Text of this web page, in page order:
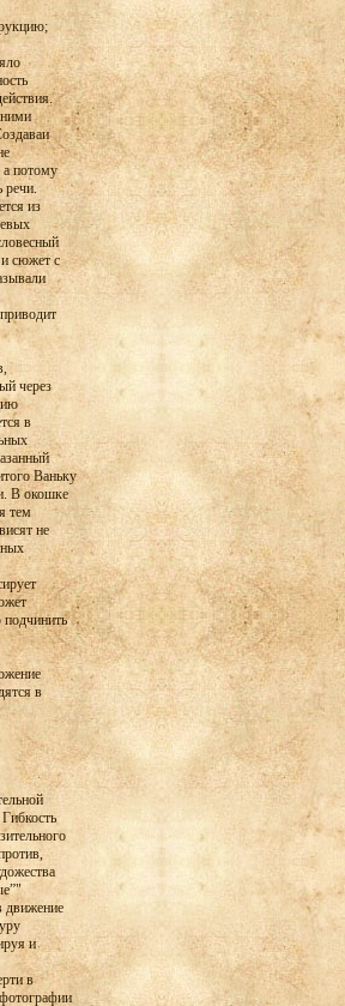
ними
а потому
речи.
из
и сюжет с
через
в
Ваньку
В окошке
тем
не
подчинить
в
движение
и
в